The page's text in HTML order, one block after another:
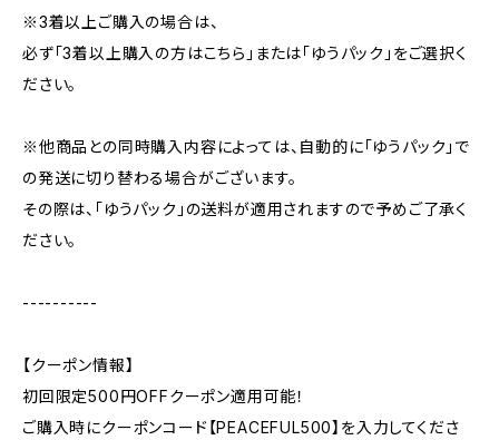
※3着以上ご購入の場合は、
必ず「3着以上購入の方はこちら」または「ゆうパック」をご選択く
ださい。
※他商品との同時購入内容によっては、自動的に「ゆうパック」で
の発送に切り替わる場合がございます。
その際は、「ゆうパック」の送料が適用されますので予めご了承く
ださい。
----------
【クーポン情報】
初回限定500円OFFクーポン適用可能！
ご購入時にクーポンコード【PEACEFUL500】を入力してくださ